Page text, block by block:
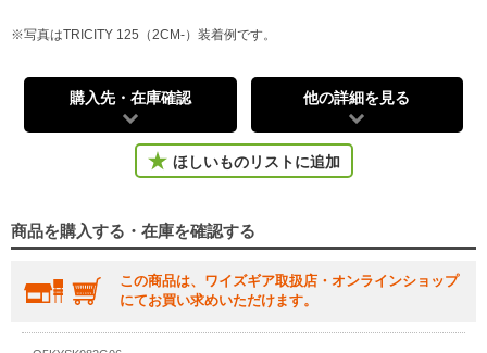
※写真はTRICITY 125（2CM-）装着例です。
購入先・在庫確認 他の詳細を見る
ほしいものリストに追加
商品を購入する・在庫を確認する
この商品は、ワイズギア取扱店・オンラインショップ
にてお買い求めいただけます。